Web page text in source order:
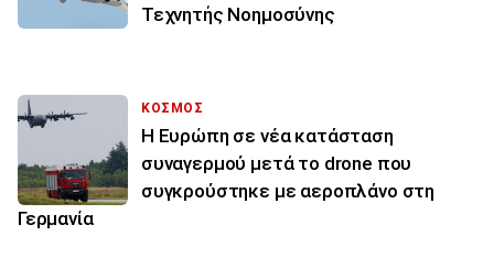
Τεχνητής Νοημοσύνης
ΚΟΣΜΟΣ
Η Ευρώπη σε νέα κατάσταση
συναγερμού μετά το drone που
συγκρούστηκε με αεροπλάνο στη
Γερμανία